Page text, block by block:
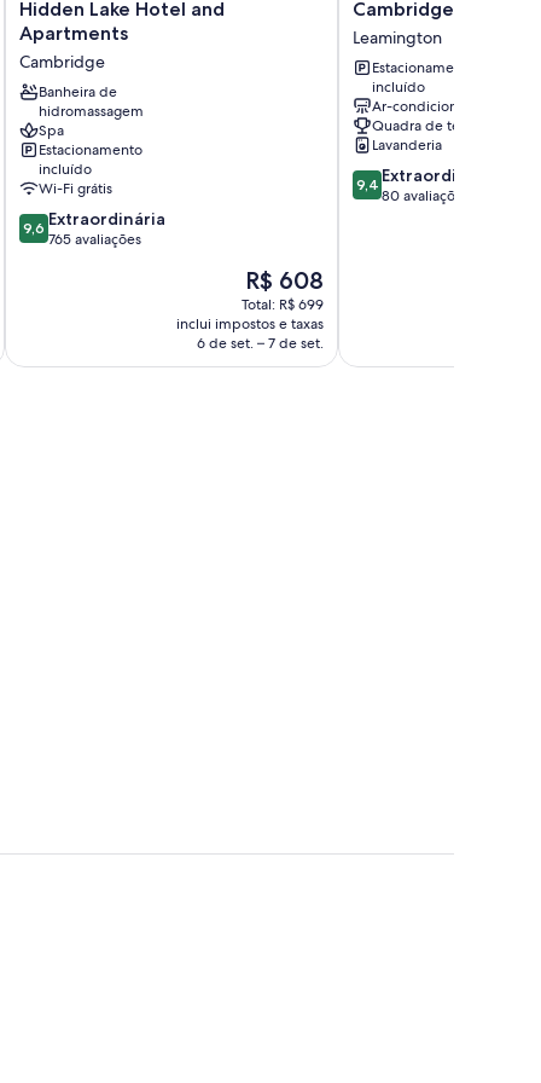
Hidden
Lake
Hotel
and
Apartments
Cambridge
Hidden Lake Hotel and
Apartments
Cambridge
Banheira de
hidromassagem
Spa
Estacionamento
incluído
Wi-Fi grátis
9.6
de
9,6 Extraordinária
765 avaliações
O
preço
é
de
R$ 608
R$ 608
Total: R$ 699
inclui impostos e taxas
6 de set. – 7 de set.
Cambridge
TOP
10
Holiday
Park
Leamington
Cambridge TOP 10
Leamington
Estacionamento
incluído
Ar-condicionado
Quadra de tênis
Lavanderia
9.4
de
9,4 Extraordinária
80 avaliações